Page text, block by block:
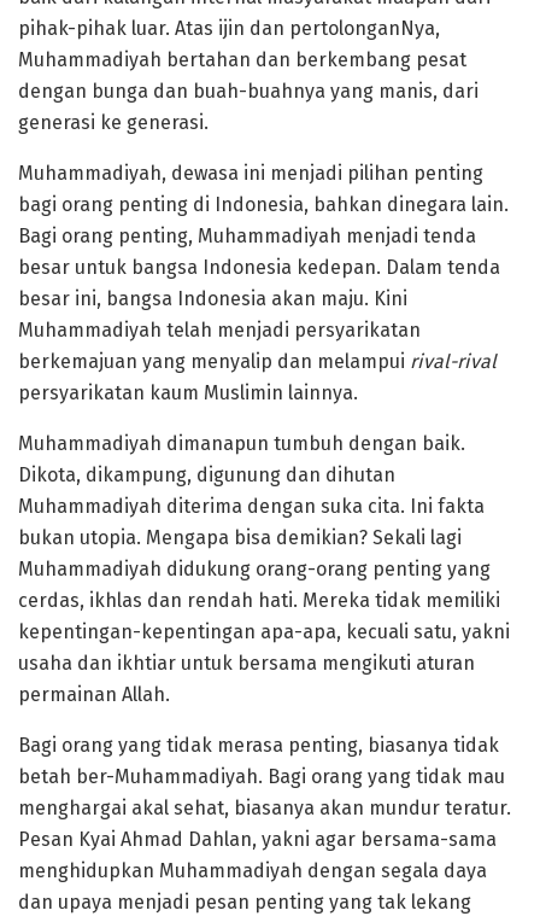
pihak-pihak luar. Atas ijin dan pertolonganNya,
Muhammadiyah bertahan dan berkembang pesat
dengan bunga dan buah-buahnya yang manis, dari
generasi ke generasi.
Muhammadiyah, dewasa ini menjadi pilihan penting
bagi orang penting di Indonesia, bahkan dinegara lain.
Bagi orang penting, Muhammadiyah menjadi tenda
besar untuk bangsa Indonesia kedepan. Dalam tenda
besar ini, bangsa Indonesia akan maju. Kini
Muhammadiyah telah menjadi persyarikatan
berkemajuan yang menyalip dan melampui rival-rival
persyarikatan kaum Muslimin lainnya.
Muhammadiyah dimanapun tumbuh dengan baik.
Dikota, dikampung, digunung dan dihutan
Muhammadiyah diterima dengan suka cita. Ini fakta
bukan utopia. Mengapa bisa demikian? Sekali lagi
Muhammadiyah didukung orang-orang penting yang
cerdas, ikhlas dan rendah hati. Mereka tidak memiliki
kepentingan-kepentingan apa-apa, kecuali satu, yakni
usaha dan ikhtiar untuk bersama mengikuti aturan
permainan Allah.
Bagi orang yang tidak merasa penting, biasanya tidak
betah ber-Muhammadiyah. Bagi orang yang tidak mau
menghargai akal sehat, biasanya akan mundur teratur.
Pesan Kyai Ahmad Dahlan, yakni agar bersama-sama
menghidupkan Muhammadiyah dengan segala daya
dan upaya menjadi pesan penting yang tak lekang